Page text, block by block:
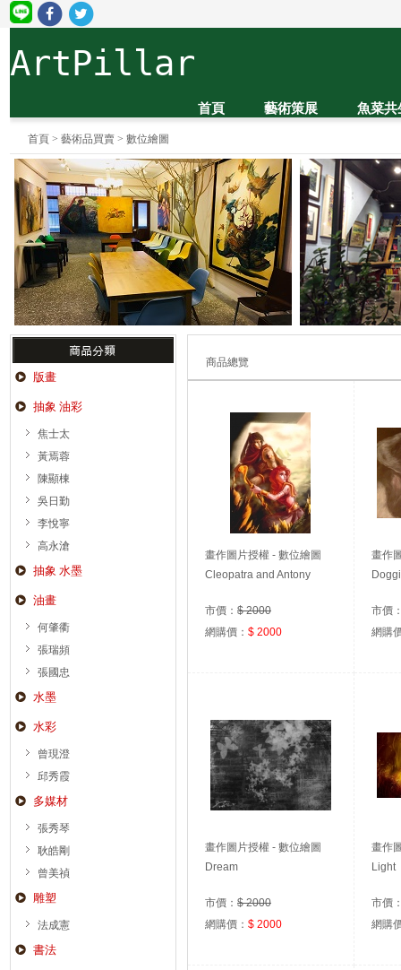
ArtPillar
首頁 藝術策展 魚菜共
首頁 > 藝術品買賣 > 數位繪圖
版畫
抽象 油彩
焦士太
黃焉蓉
陳顯棟
吳日勤
李悅寧
高永滄
抽象 水墨
油畫
何肇衢
張瑞頻
張國忠
水墨
水彩
曾現澄
邱秀霞
多媒材
張秀琴
耿皓剛
曾美禎
雕塑
法成憲
書法
商品總覽
畫作圖片授權 - 數位繪圖
Digital Graphic JPEG
Cleopatra and Antony
市價： $ 2000
網購價： $ 2000
畫作
市價
網購
畫作圖片授權 - 數位繪圖
Dream
市價： $ 2000
網購價： $ 2000
畫作
Light
市價
網購